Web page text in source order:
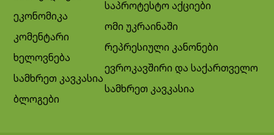
ეკონომიკა
კომენტარი
ხელოვნება
სამხრეთ კავკასია
ბლოგები
საპროტესტო აქციები
ომი უკრაინაში
რეპრესიული კანონები
ევროკავშირი და საქართველო
სამხრეთ კავკასია